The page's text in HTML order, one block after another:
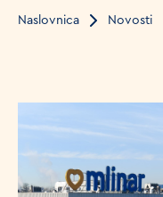
Naslovnica Novosti